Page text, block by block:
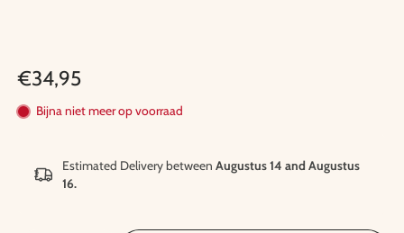
€34,95
Bijna niet meer op voorraad
Estimated Delivery between Augustus 14 and Augustus
16.